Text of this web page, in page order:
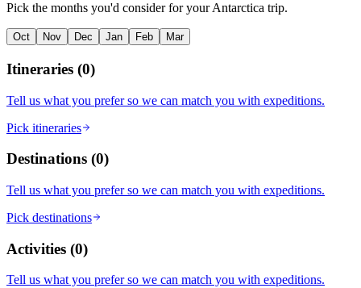
Pick the months you'd consider for your Antarctica trip.
Oct Nov Dec Jan Feb Mar
Itineraries (0)
Tell us what you prefer so we can match you with expeditions.
Pick itineraries
Destinations (0)
Tell us what you prefer so we can match you with expeditions.
Pick destinations
Activities (0)
Tell us what you prefer so we can match you with expeditions.